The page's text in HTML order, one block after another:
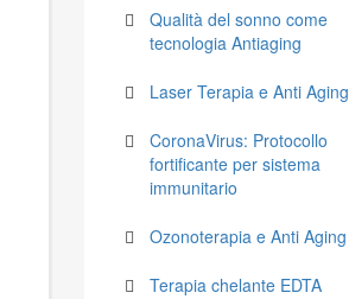
Qualità del sonno come
tecnologia Antiaging
Laser Terapia e Anti Aging
CoronaVirus: Protocollo
fortificante per sistema
immunitario
Ozonoterapia e Anti Aging
Terapia chelante EDTA